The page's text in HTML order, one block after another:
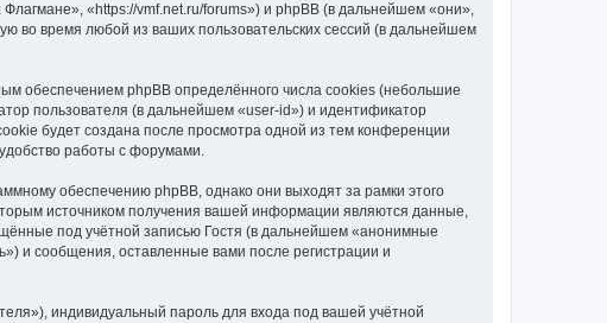
«https://vmf.net.ru/forums») и phpBB (в дальнейшем «они»,
во время любой из ваших пользовательских сессий (в дальнейшем
обеспечением phpBB определённого числа cookies (небольшие
пользователя (в дальнейшем «user-id») и идентификатор
будет создана после просмотра одной из тем конференции
работы с форумами.
обеспечению phpBB, однако они выходят за рамки этого
источником получения вашей информации являются данные,
под учётной записью Гостя (в дальнейшем «анонимные
и сообщения, оставленные вами после регистрации и
индивидуальный пароль для входа под вашей учётной